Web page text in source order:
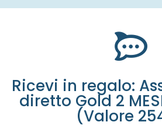
Ricevi in regalo:
diretto Gold 2
(Valore